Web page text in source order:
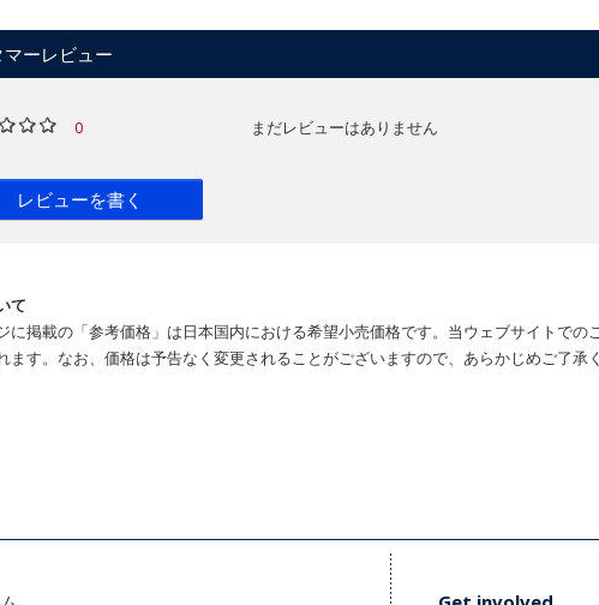
マーレビュー
0
レビューを書く
まだレビューはありません
て
に掲載の「参考価格」は日本国内における希望小売価格です。当ウェブサイトで
ます。なお、価格は予告なく変更されることがございますので、あらかじめご了承く